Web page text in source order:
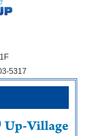
5317